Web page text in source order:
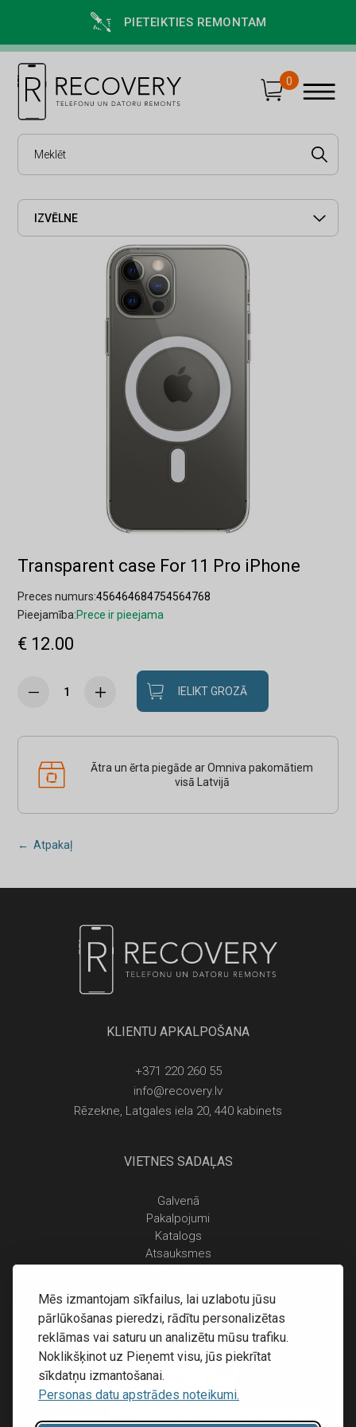
Mēs izmantojam sīkfailus, lai uzlabotu jūsu
pārlūkošanas pieredzi, rādītu personalizētas
reklāmas vai saturu un analizētu mūsu trafiku.
Noklikšķinot uz Pieņemt visu, jūs piekrītat
sīkdatņu izmantošanai.
Personas datu apstrādes noteikumi.
PIETEIKTIES REMONTAM
0
IZVĒLNE
Transparent case For 11 Pro iPhone
Preces numurs:456464684754564768
Pieejamība:Prece ir pieejama
€ 12.00
IELIKT GROZĀ
Ātra un ērta piegāde ar Omniva pakomātiem
visā Latvijā
← Atpakaļ
KLIENTU APKALPOŠANA
+371 220 260 55
info@recovery.lv
Rēzekne, Latgales iela 20, 440 kabinets
VIETNES SADAĻAS
Galvenā
Pakalpojumi
Katalogs
Atsauksmes
Piegāde un apmaksa
Atgriešanas noteikumi